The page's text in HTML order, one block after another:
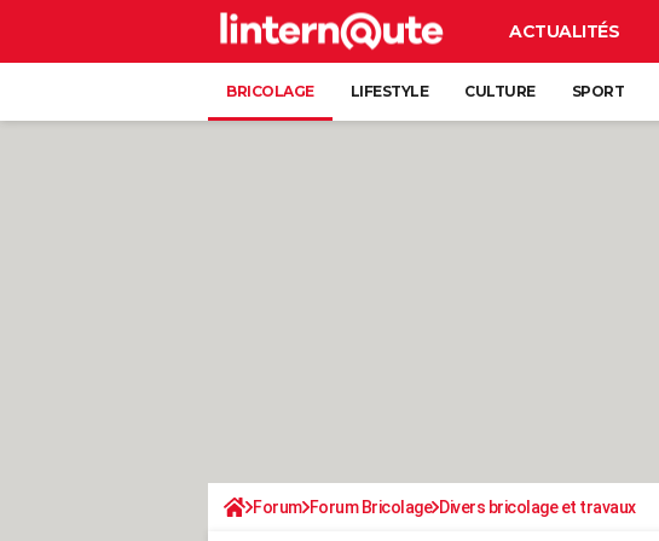
ACTUALITÉS
BRICOLAGE LIFESTYLE CULTURE SPORT
Forum Forum Bricolage Divers bricolage et travaux